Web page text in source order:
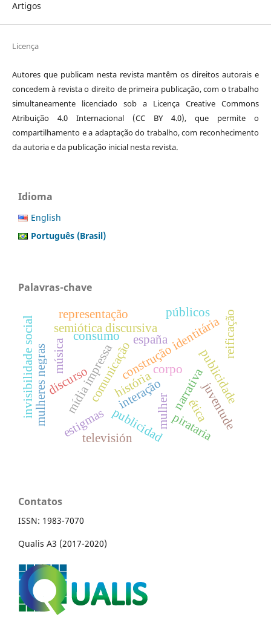
Artigos
Licença
Autores que publicam nesta revista mantêm os direitos autorais e
concedem à revista o direito de primeira publicação, com o trabalho
simultaneamente licenciado sob a Licença Creative Commons
Atribuição 4.0 Internacional (CC BY 4.0), que permite o
compartilhamento e a adaptação do trabalho, com reconhecimento
da autoria e da publicação inicial nesta revista.
Idioma
English
Português (Brasil)
Palavras-chave
comunicação
consumo
história narrativa
corpo
construção identitária
semiótica discursiva
interação
mídia impressa
discurso publicidade
representação
ética
mulher
mulheres negras publicidad
españa
música
públicos
juventude
estigmas
invisibilidade social reificação
pirataria
televisión
Contatos
ISSN: 1983-7070
Qualis A3 (2017-2020)